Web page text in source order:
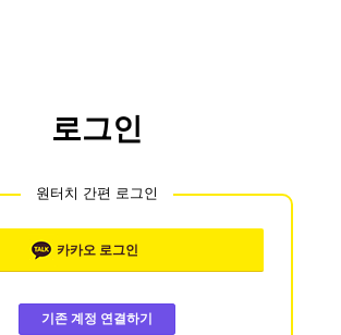
로그인
원터치 간편 로그인
카카오로그인
기존 계정 연결하기